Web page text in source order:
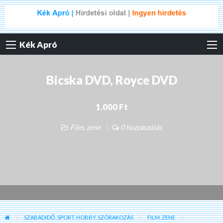
Kék Apró
Bicska DVD, Royce DVD
1.000 Ft
Film, zene 0 hozzászólás
SZABADIDŐ, SPORT, HOBBY, SZÓRAKOZÁS
FILM, ZENE